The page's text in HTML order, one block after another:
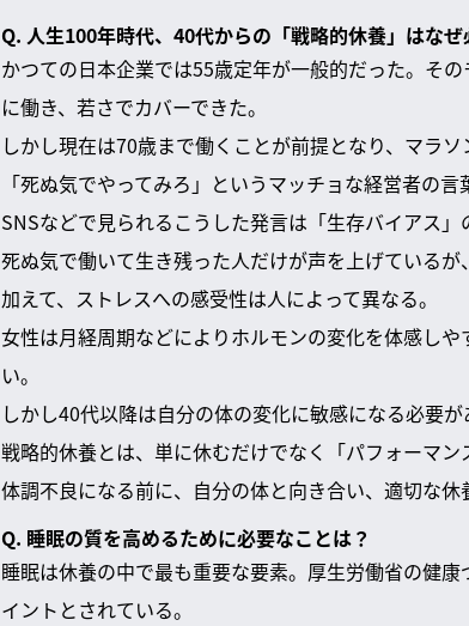
Q. 人生100年時代、40代からの「戦略的休養」はなぜ
かつての日本企業では55歳定年が一般的だった。そ
に働き、若さでカバーできた。
しかし現在は70歳まで働くことが前提となり、マラ
「死ぬ気でやってみろ」というマッチョな経営者の
SNSなどで見られるこうした発言は「生存バイアス」
死ぬ気で働いて生き残った人だけが声を上げている
加えて、ストレスへの感受性は人によって異なる。
女性は月経周期などによりホルモンの変化を体感し
い。
しかし40代以降は自分の体の変化に敏感になる必要が
戦略的休養とは、単に休むだけでなく「パフォーマン
体調不良になる前に、自分の体と向き合い、適切な
Q. 睡眠の質を高めるために必要なことは？
睡眠は休養の中で最も重要な要素。厚生労働省の健
イントとされている。